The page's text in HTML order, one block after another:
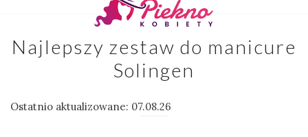
Najlepszy zestaw do manicure
Solingen
Ostatnio aktualizowane: 07.08.26